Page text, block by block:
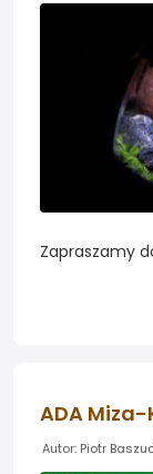
Zapraszamy
paludarium w
ADA
Autor: Piotr